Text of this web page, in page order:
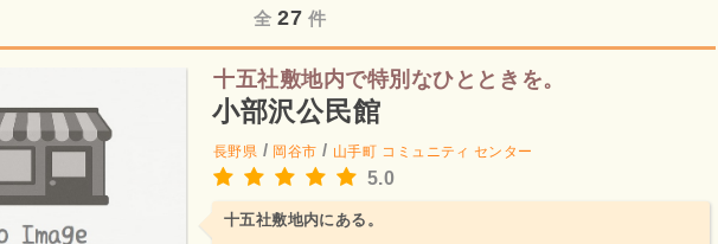
全 27 件
十五社敷地内で特別なひとときを。
小部沢公民館
長野県 / 岡谷市 / 山手町 コミュニティ センター
5.0
十五社敷地内にある。